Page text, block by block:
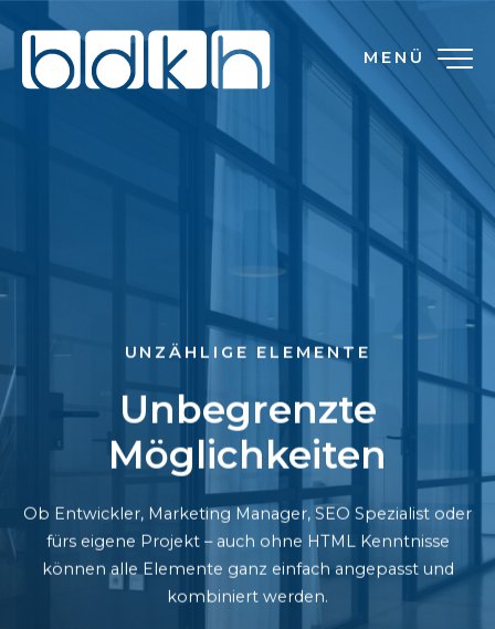
MENÜ
UNZÄHLIGE ELEMENTE
Unbegrenzte
Möglichkeiten
Ob Entwickler, Marketing Manager, SEO Spezialist oder
fürs eigene Projekt – auch ohne HTML Kenntnisse
können alle Elemente ganz einfach angepasst und
kombiniert werden.